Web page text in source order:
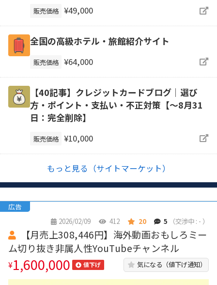
販売価格 ¥49,000
全国の高級ホテル・旅館紹介サイト
販売価格 ¥64,000
【40記事】クレジットカードブログ｜選び
方・ポイント・支払い・不正対策【～8月31
日：完全削除】
販売価格 ¥10,000
もっと見る（サイトマーケット）
広告
2026/02/09
412 20 5 （交渉中 : - ）
【月売上308,446円】海外動画おもしろミー
ム切り抜き非属人性YouTubeチャンネル
¥1,600,000 値下げ 気になる（値下げ通知）